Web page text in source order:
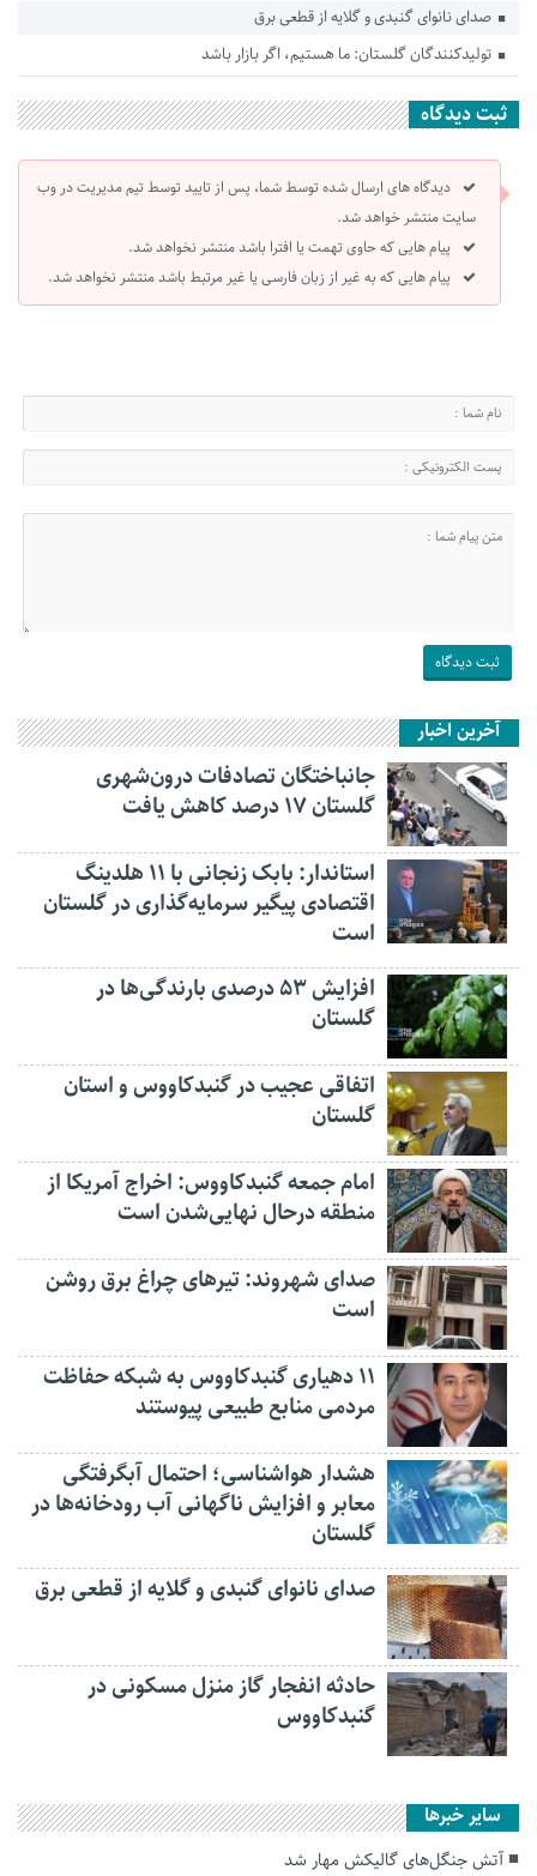
صدای نانوای گنبدی و گلایه از قطعی برق
تولیدکنندگان گلستان: ما هستیم، اگر بازار باشد
ثبت دیدگاه
دیدگاه های ارسال شده توسط شما، پس از تایید توسط تیم مدیریت در وب
سایت منتشر خواهد شد.
پیام هایی که حاوی تهمت یا افترا باشد منتشر نخواهد شد.
پیام هایی که به غیر از زبان فارسی یا غیر مرتبط باشد منتشر نخواهد شد.
آخرین اخبار
جانباختگان تصادفات درون‌شهری
گلستان ۱۷ درصد کاهش یافت
استاندار: بابک زنجانی با ۱۱ هلدینگ
اقتصادی پیگیر سرمایه‌گذاری در گلستان
است
افزایش ۵۳ درصدی بارندگی‌ها در
گلستان
اتفاقی عجیب در‌ گنبدکاووس و استان
گلستان
امام جمعه گنبدکاووس: اخراج آمریکا از
منطقه درحال نهایی‌شدن است
صدای شهروند: تیرهای چراغ برق روشن
است
۱۱ دهیاری گنبدکاووس به شبکه حفاظت
مردمی منابع طبیعی پیوستند
هشدار هواشناسی؛ احتمال آبگرفتگی
معابر و افزایش ناگهانی آب رودخانه‌ها در
گلستان
صدای نانوای گنبدی و گلایه از قطعی برق
حادثه انفجار گاز منزل مسکونی در
گنبدکاووس
سایر خبرها
آتش جنگل‌های گالیکش مهار شد